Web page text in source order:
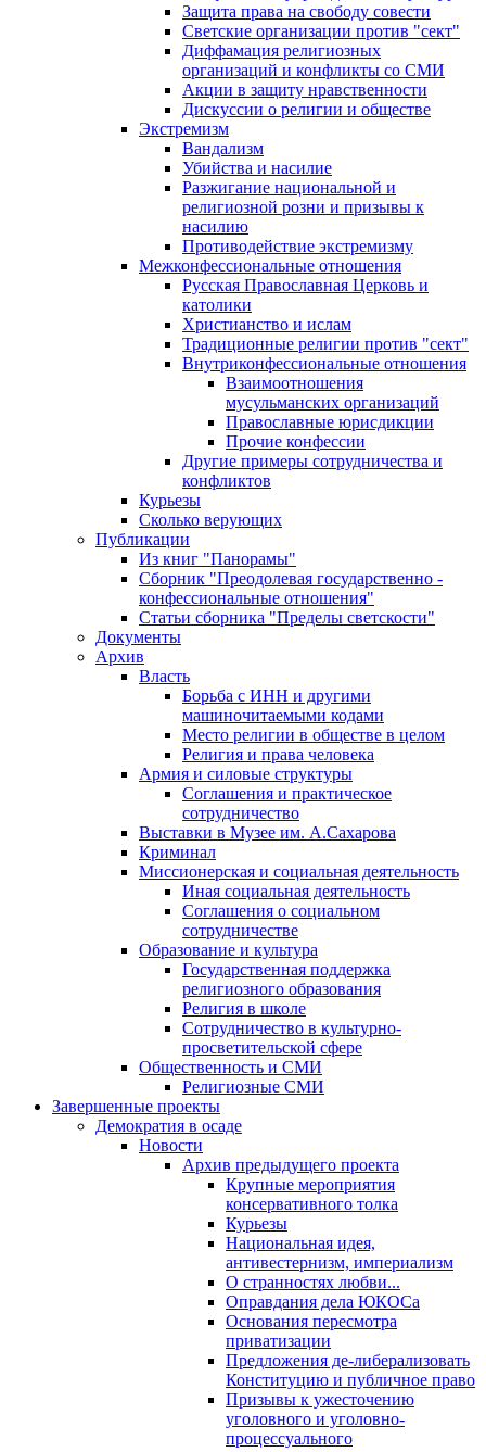
Защита права на свободу совести
Светские организации против "сект"
Диффамация религиозных
организаций и конфликты со СМИ
Акции в защиту нравственности
Дискуссии о религии и обществе
Экстремизм
Вандализм
Убийства и насилие
Разжигание национальной и
религиозной розни и призывы к
насилию
Противодействие экстремизму
Межконфессиональные отношения
Русская Православная Церковь и
католики
Христианство и ислам
Традиционные религии против "сект"
Внутриконфессиональные отношения
Взаимоотношения
мусульманских организаций
Православные юрисдикции
Прочие конфессии
Другие примеры сотрудничества и
конфликтов
Курьезы
Сколько верующих
Публикации
Из книг "Панорамы"
Сборник "Преодолевая государственно -
конфессиональные отношения"
Статьи сборника "Пределы светскости"
Документы
Архив
Власть
Борьба с ИНН и другими
машиночитаемыми кодами
Место религии в обществе в целом
Религия и права человека
Армия и силовые структуры
Соглашения и практическое
сотрудничество
Выставки в Музее им. А.Сахарова
Криминал
Миссионерская и социальная деятельность
Иная социальная деятельность
Соглашения о социальном
сотрудничестве
Образование и культура
Государственная поддержка
религиозного образования
Религия в школе
Сотрудничество в культурно-
просветительской сфере
Общественность и СМИ
Религиозные СМИ
Завершенные проекты
Демократия в осаде
Новости
Архив предыдущего проекта
Крупные мероприятия
консервативного толка
Курьезы
Национальная идея,
антивестернизм, империализм
О странностях любви...
Оправдания дела ЮКОСа
Основания пересмотра
приватизации
Предложения де-либерализовать
Конституцию и публичное право
Призывы к ужесточению
уголовного и уголовно-
процессуального